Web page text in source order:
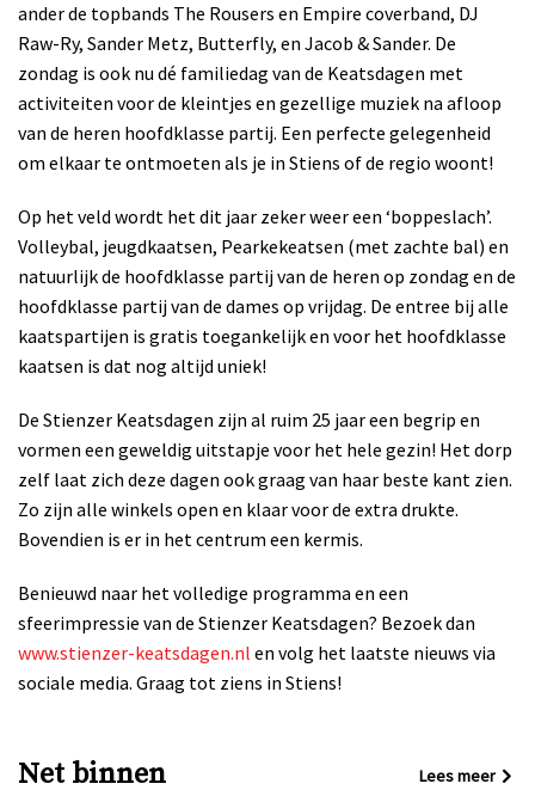
ander de topbands The Rousers en Empire coverband, DJ
Raw-Ry, Sander Metz, Butterfly, en Jacob & Sander. De
zondag is ook nu dé familiedag van de Keatsdagen met
activiteiten voor de kleintjes en gezellige muziek na afloop
van de heren hoofdklasse partij. Een perfecte gelegenheid
om elkaar te ontmoeten als je in Stiens of de regio woont!
Op het veld wordt het dit jaar zeker weer een ‘boppeslach’.
Volleybal, jeugdkaatsen, Pearkekeatsen (met zachte bal) en
natuurlijk de hoofdklasse partij van de heren op zondag en de
hoofdklasse partij van de dames op vrijdag. De entree bij alle
kaatspartijen is gratis toegankelijk en voor het hoofdklasse
kaatsen is dat nog altijd uniek!
De Stienzer Keatsdagen zijn al ruim 25 jaar een begrip en
vormen een geweldig uitstapje voor het hele gezin! Het dorp
zelf laat zich deze dagen ook graag van haar beste kant zien.
Zo zijn alle winkels open en klaar voor de extra drukte.
Bovendien is er in het centrum een kermis.
Benieuwd naar het volledige programma en een
sfeerimpressie van de Stienzer Keatsdagen? Bezoek dan
www.stienzer-keatsdagen.nl en volg het laatste nieuws via
sociale media. Graag tot ziens in Stiens!
Net binnen Lees meer